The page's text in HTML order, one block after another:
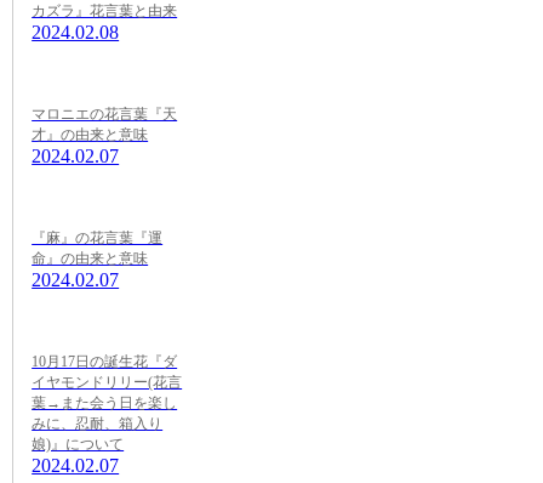
カズラ』花言葉と由来
2024.02.08
マロニエの花言葉『天
才』の由来と意味
2024.02.07
『麻』の花言葉『運
命』の由来と意味
2024.02.07
10月17日の誕生花『ダ
イヤモンドリリー(花言
葉→また会う日を楽し
みに、忍耐、箱入り
娘)』について
2024.02.07